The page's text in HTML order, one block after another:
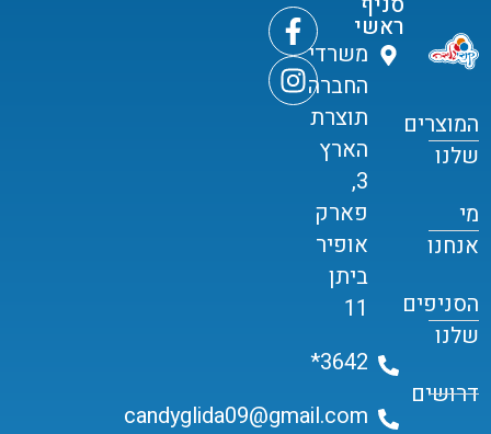
המוצרים
שלנו
מי
אנחנו
הסניפים
שלנו
דרושים
ראשי
משרדי
החברה
תוצרת
הארץ
3,
פארק
אופיר
ביתן
11
3642*
candyglida09@gmail.com